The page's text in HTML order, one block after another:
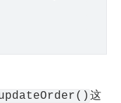
这